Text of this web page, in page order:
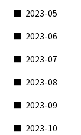
2023-05
2023-06
2023-07
2023-08
2023-09
2023-10